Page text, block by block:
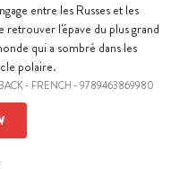
entre les Russes et les
retrouver l'épave du plus grand
qui a sombré dans les
polaire.
- FRENCH - 9789463869980